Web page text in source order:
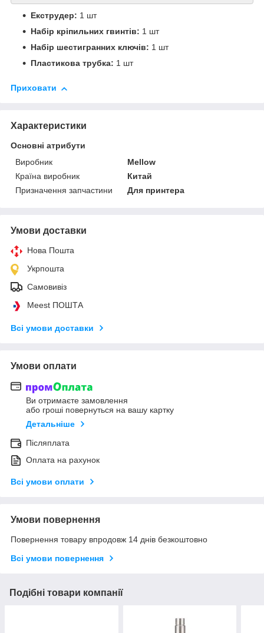
Екструдер: 1 шт
Набір кріпильних гвинтів: 1 шт
Набір шестигранних ключів: 1 шт
Пластикова трубка: 1 шт
Приховати
Характеристики
Основні атрибути
Виробник
Mellow
Країна виробник
Китай
Призначення запчастини
Для принтера
Умови доставки
Нова Пошта
Укрпошта
Самовивіз
Meest ПОШТА
Всі умови доставки
Умови оплати
Ви отримаєте замовлення
або гроші повернуться на вашу картку
Детальніше
Післяплата
Оплата на рахунок
Всі умови оплати
Умови повернення
Повернення товару впродовж 14 днів безкоштовно
Всі умови повернення
Подібні товари компанії